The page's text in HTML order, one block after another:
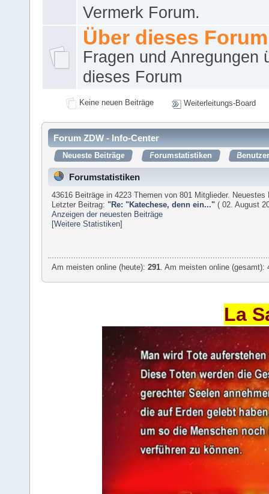
Vermerk Forum.
Über dieses Forum
Fragen und Anregungen
dieses Forum
Keine neuen Beiträge Weiterleitungs-Board
Forum ZDW - Info-Center
Neueste Beiträge Forumstatistiken
Forumstatistiken
43616 Beiträge in 4223 Themen von 801 Mitglieder.
Letzter Beitrag: "Re: "Katechese, denn ein..." ( 02. August
Anzeigen der neuesten Beiträge
[Weitere Statistiken]
Am meisten online (heute):291 . Am meisten online
La